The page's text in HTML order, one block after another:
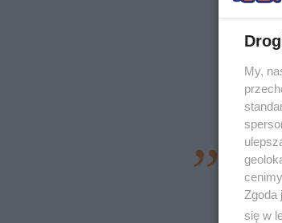
My,
Zgoda
się w